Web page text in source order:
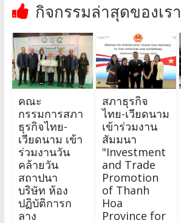
กิจกรรมล่าสุดของเรา
คณะ
กรรมการสภา
ธุรกิจไทย-
เวียดนาม เข้า
ร่วมงานวัน
คล้ายวัน
สถาปนา
บริษัท ห้อง
ปฏิบัติการก
ลาง
สภาธุรกิจ
ไทย-เวียดนาม
เข้าร่วมงาน
สัมมนา
"Investment
and Trade
Promotion
of Thanh
Hoa
Province for